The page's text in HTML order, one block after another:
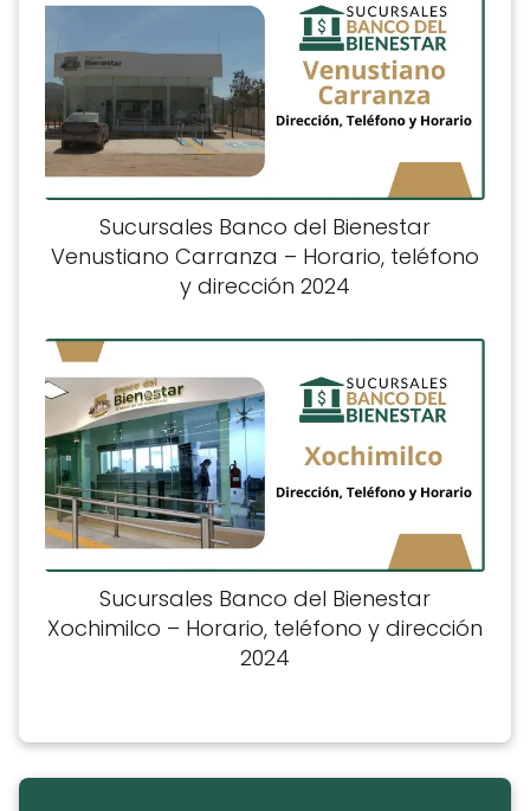
Sucursales Banco del Bienestar
Venustiano Carranza – Horario, teléfono
y dirección 2024
Sucursales Banco del Bienestar
Xochimilco – Horario, teléfono y dirección
2024